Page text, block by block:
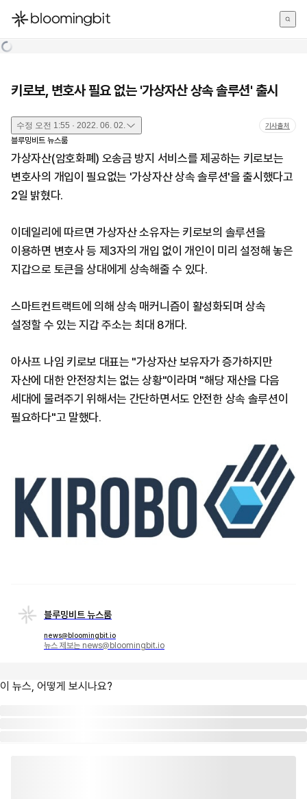
한국어
키로보, 변호사 필요 없는 '가상자산 상속 솔루션' 출시
수정 오전 1:55 · 2022. 06. 02. 기사출처
블루밍비트 뉴스룸
가상자산(암호화폐) 오송금 방지 서비스를 제공하는 키로보는
변호사의 개입이 필요없는 '가상자산 상속 솔루션'을 출시했다고
2일 밝혔다.
이데일리에 따르면 가상자산 소유자는 키로보의 솔루션을
이용하면 변호사 등 제3자의 개입 없이 개인이 미리 설정해 놓은
지갑으로 토큰을 상대에게 상속해줄 수 있다.
스마트컨트랙트에 의해 상속 매커니즘이 활성화되며 상속
설정할 수 있는 지갑 주소는 최대 8개다.
아사프 나임 키로보 대표는 "가상자산 보유자가 증가하지만
자산에 대한 안전장치는 없는 상황"이라며 "해당 재산을 다음
세대에 물려주기 위해서는 간단하면서도 안전한 상속 솔루션이
필요하다"고 말했다.
블루밍비트 뉴스룸
news@bloomingbit.io
뉴스 제보는 news@bloomingbit.io
이 뉴스, 어떻게 보시나요?